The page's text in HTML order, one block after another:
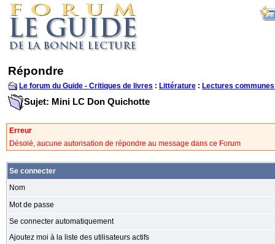
Répondre
Le forum du Guide - Critiques de livres : Littérature : Lectures
Sujet: Mini LC Don Quichotte
Erreur
Désolé, aucune autorisation de répondre au message dans ce Forum
Se connecter
Nom
Mot de passe
Se connecter automatiquement
Ajoutez moi à la liste des utilisateurs actifs